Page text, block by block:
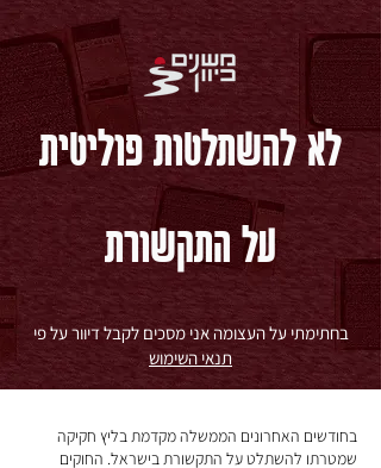
לא להשתלטות פוליטית
על התקשורת
בחתימתי על העצומה אני מסכים לקבל דיוור על פי
תנאי השימוש
בחודשים האחרונים הממשלה מקדמת בליץ חקיקה
שמטרתו להשתלט על התקשורת בישראל. החוקים